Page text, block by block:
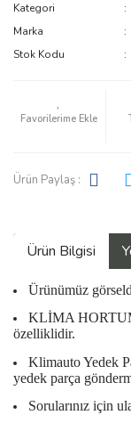
Kategori
Marka
Stok Kodu
Ürün Paylaş :
Ürün Bilgisi
Ürünümüz
KLİMA
özelliklidir.
Klimauto Yedek
yedek parça
Sorularınız için